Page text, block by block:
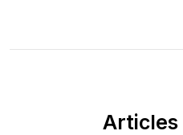
Articles